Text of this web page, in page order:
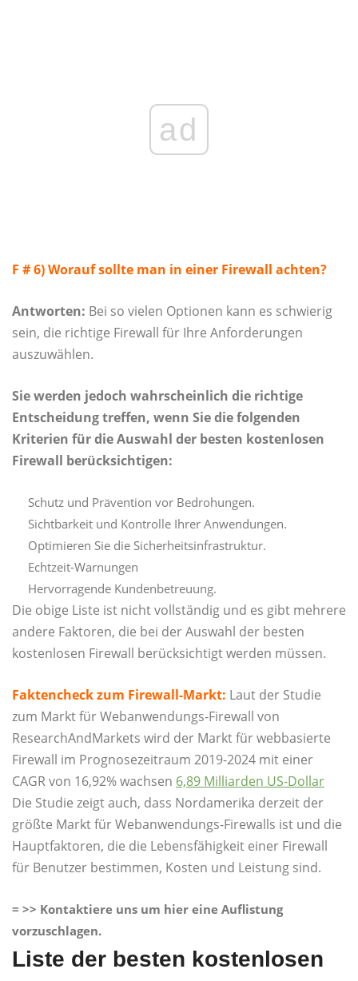
ad
F # 6) Worauf sollte man in einer Firewall achten?
Antworten: Bei so vielen Optionen kann es schwierig
sein, die richtige Firewall für Ihre Anforderungen
auszuwählen.
Sie werden jedoch wahrscheinlich die richtige
Entscheidung treffen, wenn Sie die folgenden
Kriterien für die Auswahl der besten kostenlosen
Firewall berücksichtigen:
Schutz und Prävention vor Bedrohungen.
Sichtbarkeit und Kontrolle Ihrer Anwendungen.
Optimieren Sie die Sicherheitsinfrastruktur.
Echtzeit-Warnungen
Hervorragende Kundenbetreuung.
Die obige Liste ist nicht vollständig und es gibt mehrere
andere Faktoren, die bei der Auswahl der besten
kostenlosen Firewall berücksichtigt werden müssen.
Faktencheck zum Firewall-Markt: Laut der Studie
zum Markt für Webanwendungs-Firewall von
ResearchAndMarkets wird der Markt für webbasierte
Firewall im Prognosezeitraum 2019-2024 mit einer
CAGR von 16,92% wachsen 6,89 Milliarden US-Dollar
Die Studie zeigt auch, dass Nordamerika derzeit der
größte Markt für Webanwendungs-Firewalls ist und die
Hauptfaktoren, die die Lebensfähigkeit einer Firewall
für Benutzer bestimmen, Kosten und Leistung sind.
= >> Kontaktiere uns um hier eine Auflistung
vorzuschlagen.
Liste der besten kostenlosen